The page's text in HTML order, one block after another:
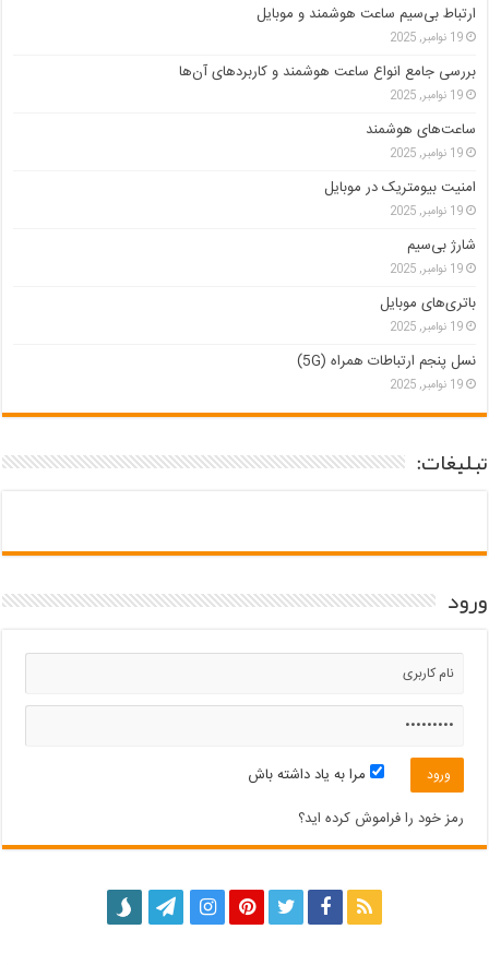
ارتباط بی‌سیم ساعت هوشمند و موبایل
19 نوامبر, 2025
بررسی جامع انواع ساعت هوشمند و کاربردهای آن‌ها
19 نوامبر, 2025
ساعت‌های هوشمند
19 نوامبر, 2025
امنیت بیومتریک در موبایل
19 نوامبر, 2025
شارژ بی‌سیم
19 نوامبر, 2025
باتری‌های موبایل
19 نوامبر, 2025
نسل پنجم ارتباطات همراه (5G)
19 نوامبر, 2025
تبلیغات:
ورود
مرا به یاد داشته باش
رمز خود را فراموش کرده اید؟